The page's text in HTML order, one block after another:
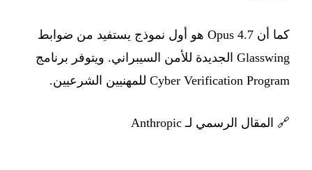
كما أن Opus 4.7 هو أول نموذج يستفيد من ضوابط
Glasswing الجديدة للأمن السيبراني. ويتوفر برنامج
Cyber Verification Program للمهنيين الشرعيين.
🔗 المقال الرسمي لـ Anthropic